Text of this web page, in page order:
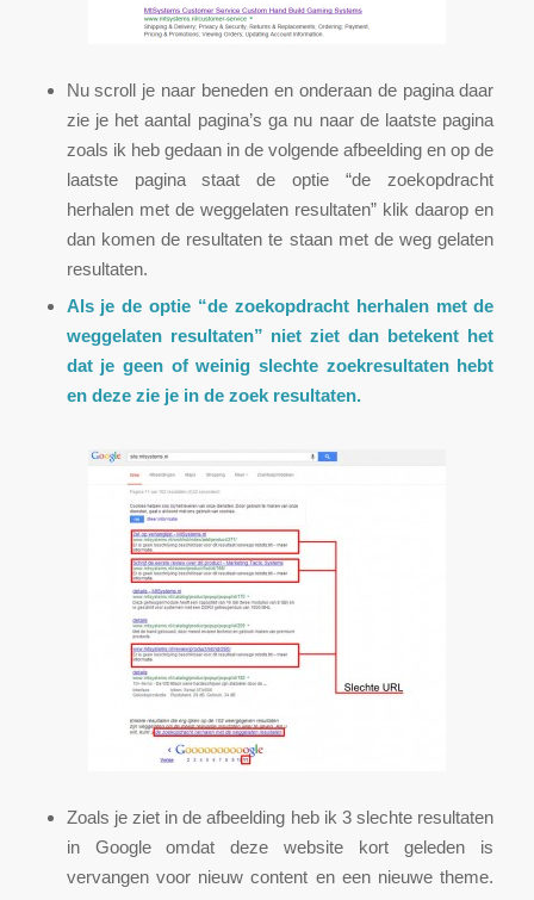
Nu scroll je naar beneden en onderaan de pagina daar
zie je het aantal pagina’s ga nu naar de laatste pagina
zoals ik heb gedaan in de volgende afbeelding en op de
laatste pagina staat de optie “de zoekopdracht
herhalen met de weggelaten resultaten” klik daarop en
dan komen de resultaten te staan met de weg gelaten
resultaten.
Als je de optie “de zoekopdracht herhalen met de
weggelaten resultaten” niet ziet dan betekent het
dat je geen of weinig slechte zoekresultaten hebt
en deze zie je in de zoek resultaten.
Zoals je ziet in de afbeelding heb ik 3 slechte resultaten
in Google omdat deze website kort geleden is
vervangen voor nieuw content en een nieuwe theme.